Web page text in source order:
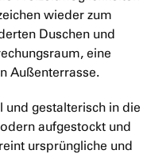
wieder zum
Duschen und
eine
Außenterrasse.
gestalterisch in die
aufgestockt und
ursprüngliche und